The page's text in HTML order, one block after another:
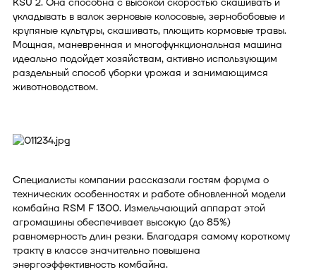
укладывать в валок зерновые колосовые, зернобобовые и
крупяные культуры, скашивать, плющить кормовые травы.
Мощная, маневренная и многофункциональная машина
идеально подойдет хозяйствам, активно использующим
раздельный способ уборки урожая и занимающимся
животноводством.
Специалисты компании рассказали гостям форума о
технических особенностях и работе обновленной модели
комбайна RSM F 1300. Измельчающий аппарат этой
агромашины обеспечивает высокую (до 85%)
равномерность длин резки. Благодаря самому короткому
тракту в классе значительно повышена
энергоэффективность комбайна.